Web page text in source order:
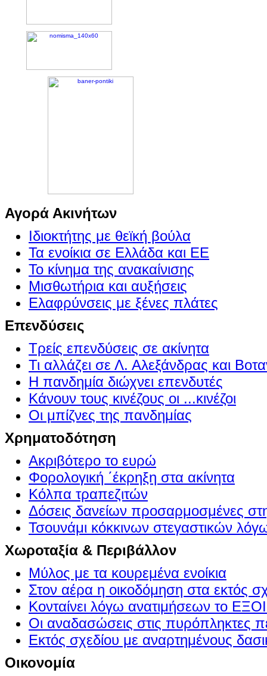
Αγορά Ακινήτων
Ιδιοκτήτης με θεϊκή βούλα
Τα ενοίκια σε Ελλάδα και ΕΕ
Το κίνημα της ανακαίνισης
Μισθωτήρια και αυξήσεις
Ελαφρύνσεις με ξένες πλάτες
Επενδύσεις
Τρείς επενδύσεις σε ακίνητα
Τι αλλάζει σε Λ. Αλεξάνδρας και
Η πανδημία διώχνει επενδυτές
Κάνουν τους κινέζους οι ...κινέζοι
Οι μπίζνες της πανδημίας
Χρηματοδότηση
Ακριβότερο το ευρώ
Φορολογική ΄έκρηξη στα ακίνητα
Κόλπα τραπεζιτών
Δόσεις δανείων προσαρμοσμένες
Τσουνάμι κόκκινων στεγαστικών
Χωροταξία & Περιβάλλον
Μύλος με τα κουρεμένα ενοίκια
Στον αέρα η οικοδόμηση στα εκτός
Κονταίνει λόγω ανατιμήσεων το
Οι αναδασώσεις στις πυρόπληκτες
Εκτός σχεδίου με αναρτημένους
Οικονομία